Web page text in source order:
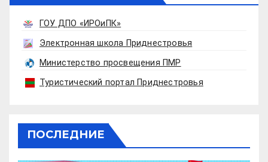
ГОУ ДПО «ИРОиПК»
Электронная школа Приднестровья
Министерство просвещения ПМР
Туристический портал Приднестровья
ПОСЛЕДНИЕ